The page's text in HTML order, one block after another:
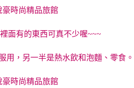
面有的東西可真不少喔~~~
用，另一半是熱水飲和泡麵、零食。